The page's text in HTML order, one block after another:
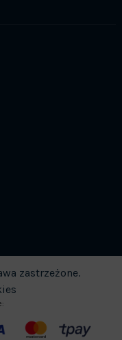
zastrzeżone.